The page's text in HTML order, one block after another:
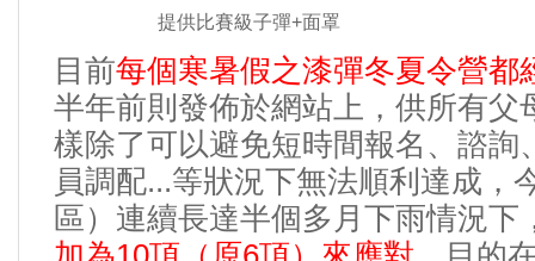
提供比賽級子彈+面罩
目前每個寒暑假之漆彈冬夏令營都
半年前則發佈於網站上 ， 供所有父
樣除了可以避免短時間報名 、 諮詢
員調配...等狀況下無法順利達成 ，
區）連續長達半個多月下雨情況下